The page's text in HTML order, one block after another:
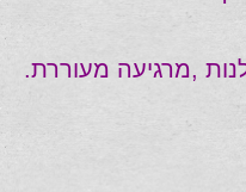
,מרגיעה מעוררת.